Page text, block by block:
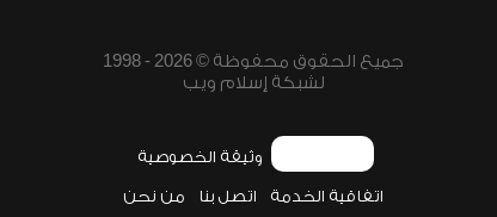
جميع الحقوق محفوظة © 2026 - 1998
لشبكة إسلام ويب
وثيقة الخصوصية
اتفاقية الخدمة اتصل بنا من نحن